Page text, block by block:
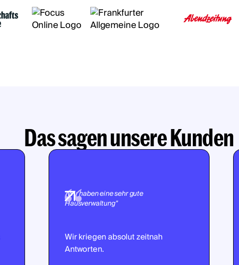
Das sagen unsere Kunden
"Wir haben eine sehr gute
Hausverwaltung"
Wir kriegen absolut zeitnah
Antworten.